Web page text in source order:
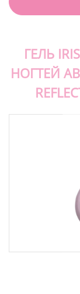
ГЕЛЬ
НОГТЕЙ